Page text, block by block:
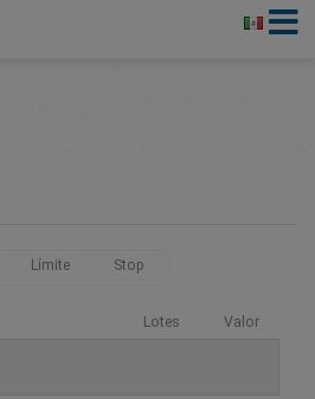
Límite Stop
Lotes Valor